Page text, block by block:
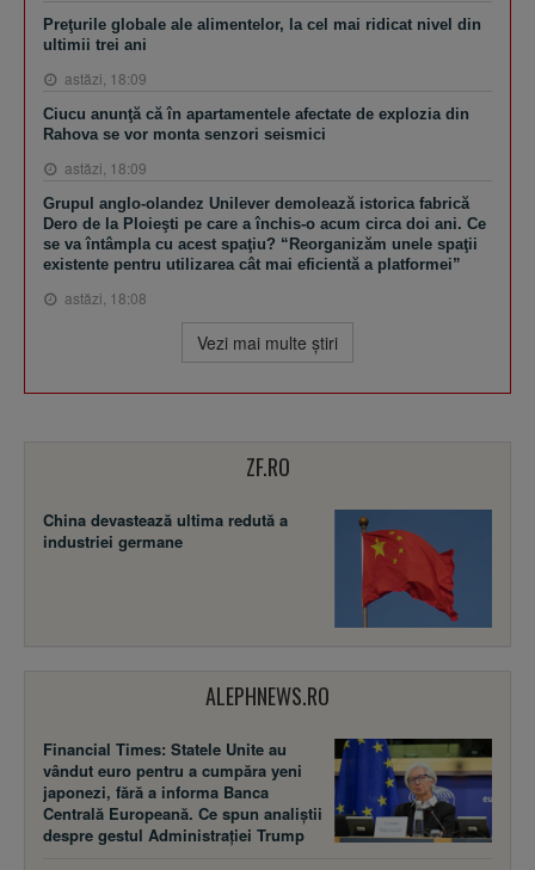
Preţurile globale ale alimentelor, la cel mai ridicat nivel din
ultimii trei ani
astăzi, 18:09
Ciucu anunţă că în apartamentele afectate de explozia din
Rahova se vor monta senzori seismici
astăzi, 18:09
Grupul anglo-olandez Unilever demolează istorica fabrică
Dero de la Ploieşti pe care a închis-o acum circa doi ani. Ce
se va întâmpla cu acest spaţiu? “Reorganizăm unele spaţii
existente pentru utilizarea cât mai eficientă a platformei”
astăzi, 18:08
Vezi mai multe ştiri
ZF.RO
China devastează ultima redută a
industriei germane
ALEPHNEWS.RO
Financial Times: Statele Unite au
vândut euro pentru a cumpăra yeni
japonezi, fără a informa Banca
Centrală Europeană. Ce spun analiștii
despre gestul Administrației Trump